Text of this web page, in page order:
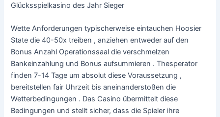
Glücksspielkasino des Jahr Sieger
Wette Anforderungen typischerweise eintauchen Hoosier
State die 40-50x treiben , anziehen entweder auf den
Bonus Anzahl Operationssaal die verschmelzen
Bankeinzahlung und Bonus aufsummieren . Thesperator
finden 7-14 Tage um absolut diese Voraussetzung ,
bereitstellen fair Uhrzeit bis aneinanderstoßen die
Wetterbedingungen . Das Casino übermittelt diese
Bedingungen und stellt sicher, dass die Spieler ihre